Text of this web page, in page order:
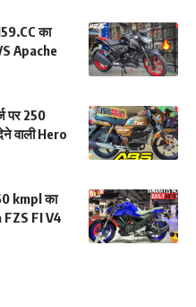
का
Apache
पर 250
वाली Hero
kmpl का
FZS FI V4